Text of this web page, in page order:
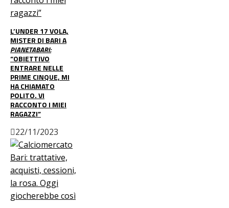
L’UNDER 17 VOLA,
MISTER DI BARI A
PIANETABARI:
“OBIETTIVO
ENTRARE NELLE
PRIME CINQUE, MI
HA CHIAMATO
POLITO. VI
RACCONTO I MIEI
RAGAZZI”
22/11/2023